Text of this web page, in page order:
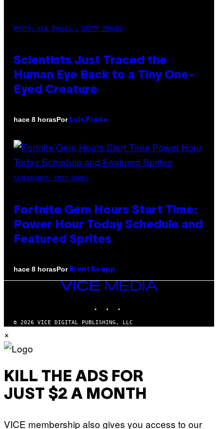
PHOTO: CSA IMAGES / GETTY IMAGES
Scientists Just Traced the
Human Eye Back to a Tiny One-
Eyed Creature
hace 8 horasPor Luis Prada
SCREENSHOT: EPIC GAMES
Fortnite Gem Hours Start Time:
Power Hour Today Schedule and
Featured Sprites
hace 8 horasPor Brent Koepp
VICE
MEDIA
© 2026 VICE DIGITAL PUBLISHING, LLC
×
KILL THE ADS FOR
JUST $2 A MONTH
VICE membership also gives you access to our